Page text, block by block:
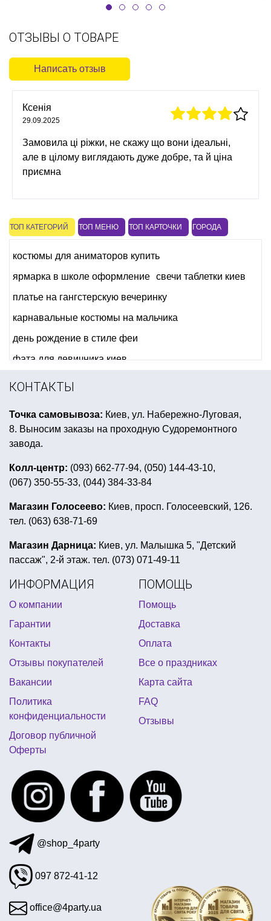
ОТЗЫВЫ О ТОВАРЕ
Написать отзыв
Ксенія
29.09.2025
Замовила ці ріжки, не скажу що вони ідеальні,
але в цілому виглядають дуже добре, та й ціна
приємна
ТОП КАТЕГОРИЙ ТОП МЕНЮ ТОП КАРТОЧКИ ГОРОДА
костюмы для аниматоров купить
ярмарка в школе оформление свечи таблетки киев
платье на гангстерскую вечеринку
карнавальные костюмы на мальчика
день рождение в стиле феи
фата для девичника киев
подставка для воздушных шаров
день рождения ребенка в стиле принцессы
воздушные шары пастельные купить
картина на хэллоуин
все для свадебного декора купить украина
парик клоун
мексиканская вечеринка декор
гелиевые шары 8 марта
товары на пасху
кубинская вечеринка
вечеринка в стиле оскар декор купить
воздушные шары латексные шары
карнавальные шляпы
конфетти на 14 февраля
новый год шапки
борода деда мороза купить днепр
грим киев купить гирлянда к хэллоуину
звездные войны вечеринка
пиратский костюм
день рождения в стиле минни мауса
шары цифры фольгированные
КОНТАКТЫ
Точка самовывоза: Киев, ул. Набережно-Луговая,
8. Выносим заказы на проходную Судоремонтного
завода.
Колл-центр: (093) 662-77-94, (050) 144-43-10,
(067) 350-55-33, (044) 384-33-84
Магазин Голосеево: Киев, просп. Голосеевский, 126.
тел. (063) 638-71-69
Магазин Дарница: Киев, ул. Малышка 5, "Детский
пассаж", 2-й этаж. тел. (073) 071-49-11
ИНФОРМАЦИЯ
О компании
Гарантии
Контакты
Отзывы покупателей
Вакансии
Политика
конфиденциальности
Договор публичной
Оферты
ПОМОЩЬ
Помощь
Доставка
Оплата
Все о праздниках
Карта сайта
FAQ
Отзывы
@shop_4party
097 872-41-12
office@4party.ua